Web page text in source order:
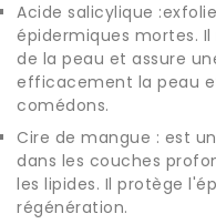
Acide salicylique
épidermiques mortes.
de la peau et assure
efficacement la peau
comédons.
Cire de mangue : est
dans les couches
les lipides. Il protège
régénération.